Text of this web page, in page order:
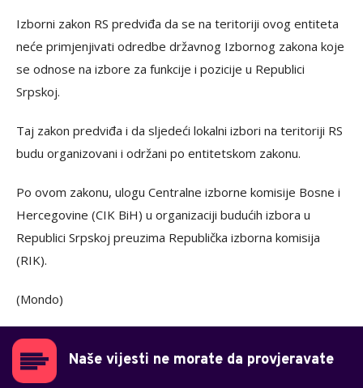
Izborni zakon RS predviđa da se na teritoriji ovog entiteta
neće primjenjivati odredbe državnog Izbornog zakona koje
se odnose na izbore za funkcije i pozicije u Republici
Srpskoj.
Taj zakon predviđa i da sljedeći lokalni izbori na teritoriji RS
budu organizovani i održani po entitetskom zakonu.
Po ovom zakonu, ulogu Centralne izborne komisije Bosne i
Hercegovine (CIK BiH) u organizaciji budućih izbora u
Republici Srpskoj preuzima Republička izborna komisija
(RIK).
(Mondo)
Naše vijesti ne morate da provjeravate